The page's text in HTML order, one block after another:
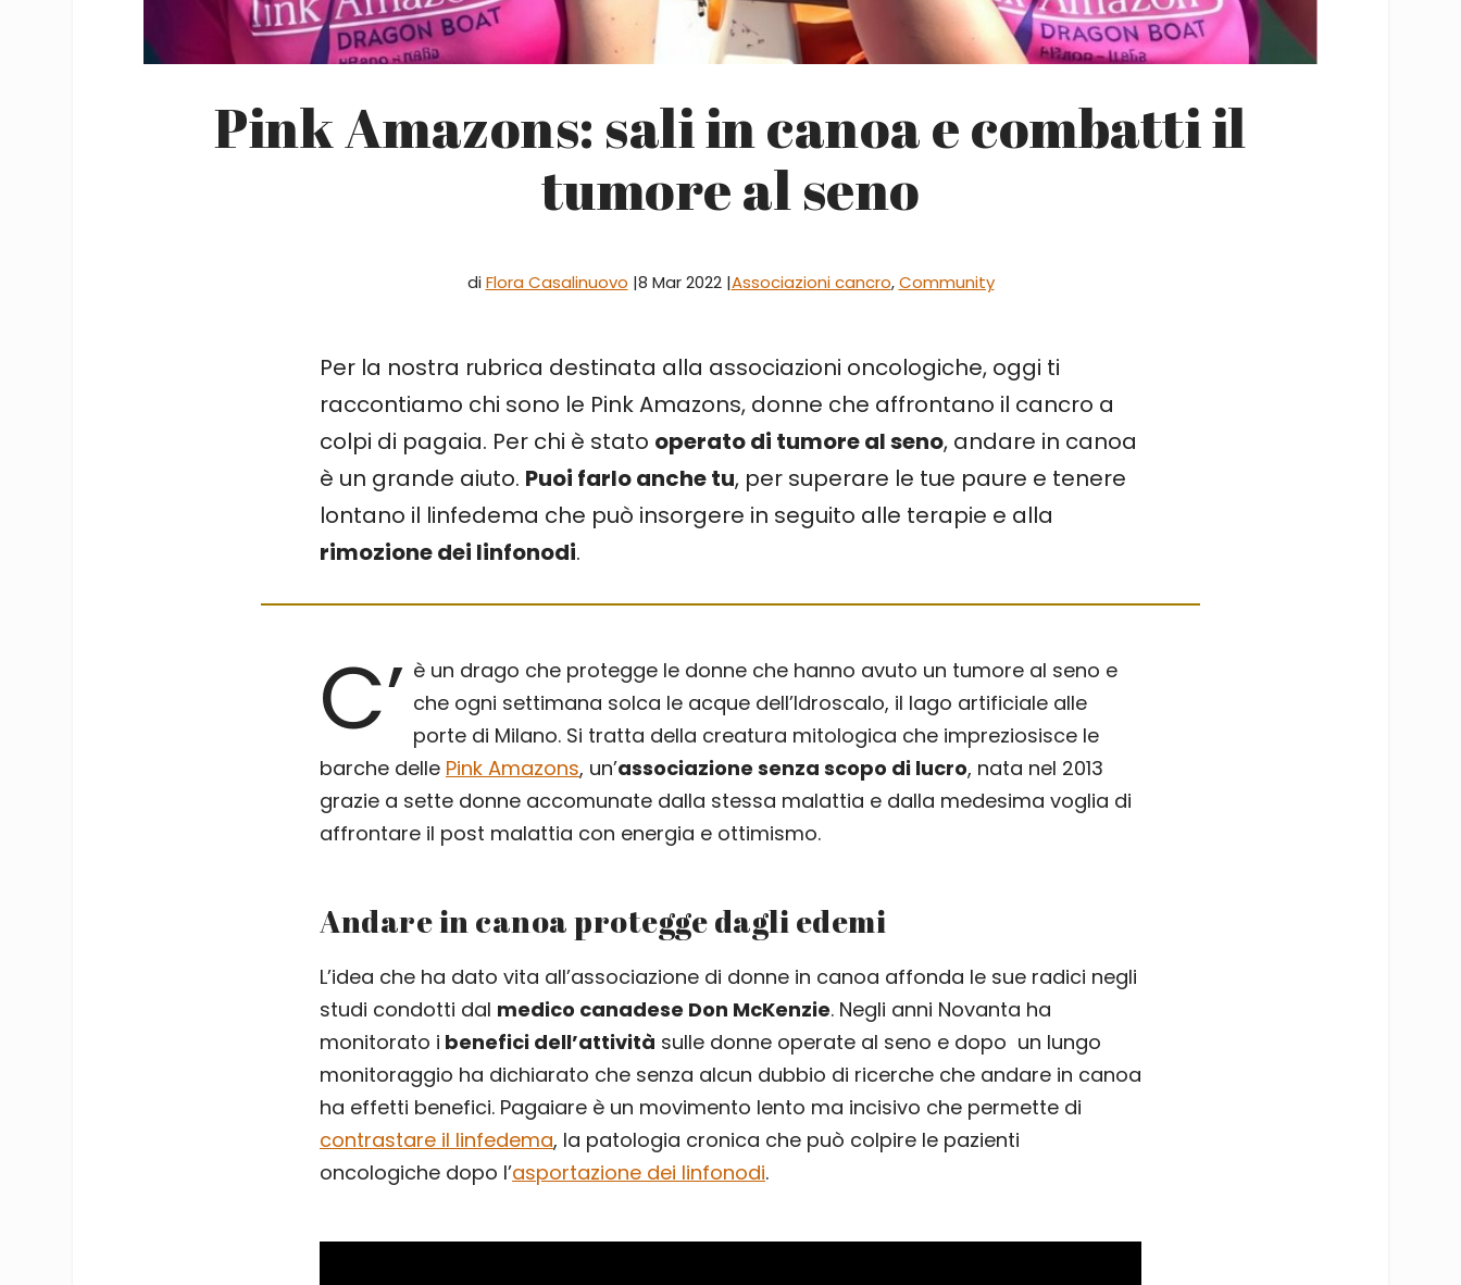
Pink Amazons: sali in canoa e combatti il
tumore al seno
diFlora Casalinuovo |8 Mar 2022 |Associazioni cancro,Community
Per la nostra rubrica destinata alla associazioni oncologiche, oggi ti
raccontiamo chi sono le Pink Amazons, donne che affrontano il cancro a
colpi di pagaia. Per chi è stato operato di tumore al seno, andare in canoa
è un grande aiuto. Puoi farlo anche tu, per superare le tue paure e tenere
lontano il linfedema che può insorgere in seguito alle terapie e alla
rimozione dei linfonodi.
C’ è un drago che protegge le donne che hanno avuto un tumore al seno e
che ogni settimana solca le acque dell’Idroscalo, il lago artificiale alle
porte di Milano. Si tratta della creatura mitologica che impreziosisce le
barche delle Pink Amazons, un’associazione senza scopo di lucro, nata nel 2013
grazie a sette donne accomunate dalla stessa malattia e dalla medesima voglia di
affrontare il post malattia con energia e ottimismo.
Andare in canoa protegge dagli edemi
L’idea che ha dato vita all’associazione di donne in canoa affonda le sue radici negli
studi condotti dal medico canadese Don McKenzie. Negli anni Novanta ha
monitorato i benefici dell’attività sulle donne operate al seno e dopo un lungo
monitoraggio ha dichiarato che senza alcun dubbio di ricerche che andare in canoa
ha effetti benefici. Pagaiare è un movimento lento ma incisivo che permette di
contrastare il linfedema, la patologia cronica che può colpire le pazienti
oncologiche dopo l’asportazione dei linfonodi.